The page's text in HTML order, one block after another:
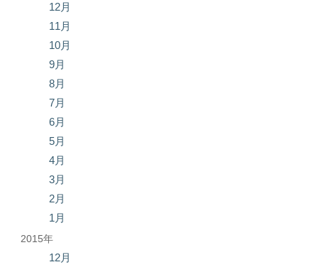
12月
11月
10月
9月
8月
7月
6月
5月
4月
3月
2月
1月
2015年
12月